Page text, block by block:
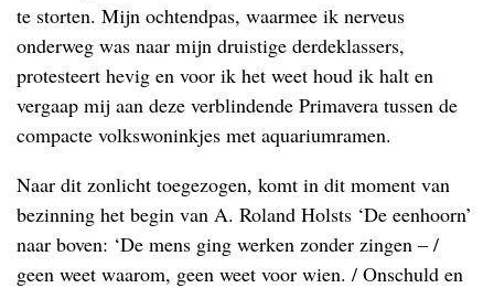
te storten. Mijn ochtendpas, waarmee ik nerveus
onderweg was naar mijn druistige derdeklassers,
protesteert hevig en voor ik het weet houd ik halt en
vergaap mij aan deze verblindende Primavera tussen de
compacte volkswoninkjes met aquariumramen.
Naar dit zonlicht toegezogen, komt in dit moment van
bezinning het begin van A. Roland Holsts ‘De eenhoorn’
naar boven: ‘De mens ging werken zonder zingen – /
geen weet waarom, geen weet voor wien. / Onschuld en